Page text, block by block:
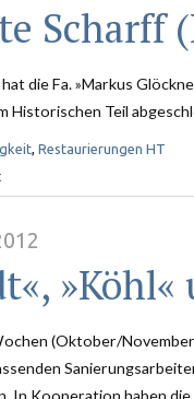
Scharff
die Fa. »Markus
Historischen Teil
, Restaurierungen HT
»Köhl«
(Oktober/
In Kooperation haben